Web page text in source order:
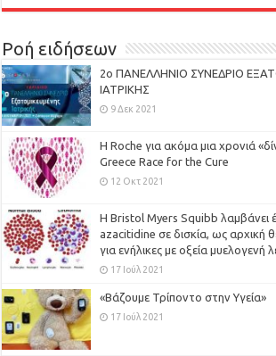
Ροή ειδήσεων
2ο ΠΑΝΕΛΛΗΝΙΟ ΣΥΝΕΔΡΙΟ
ΙΑΤΡΙΚΗΣ
9 Δεκ 2021
H Roche για ακόμα μια χρονιά
Greece Race for the Cure
12 Οκτ 2021
Η Bristol Myers Squibb λαμβάνει
azacitidine σε δισκία, ως αρχική
για ενήλικες με οξεία μυελογενή
17 Ιούλ 2021
«Βάζουμε Τρίποντο στην Υγεία»
17 Ιούλ 2021